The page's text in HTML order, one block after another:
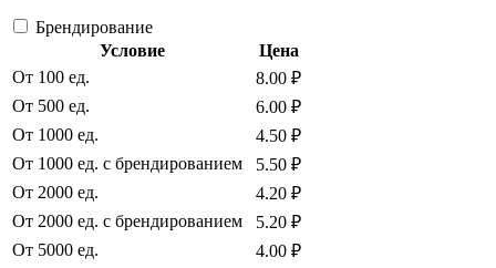
Брендирование
Условие
Цена
От 100 ед.
8.00 ₽
От 500 ед.
6.00 ₽
От 1000 ед.
4.50 ₽
От 1000 ед. с брендированием
5.50 ₽
От 2000 ед.
4.20 ₽
От 2000 ед. с брендированием
5.20 ₽
От 5000 ед.
4.00 ₽